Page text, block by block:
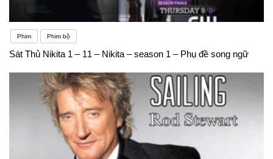
Phim Phim bộ
Sát Thủ Nikita 1 – 11 – Nikita – season 1 – Phụ đề song ngữ